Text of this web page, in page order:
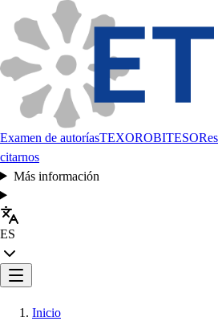
Examen de autoríasTEXOROBITESO
citarnos
Más información
ES
Inicio